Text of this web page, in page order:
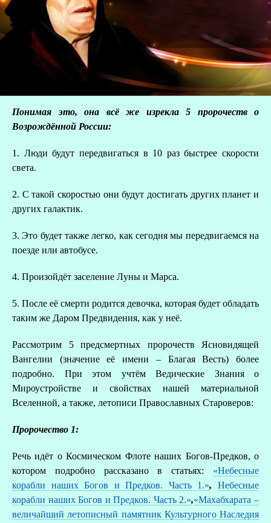
Понимая это, она всё же изрекла 5 пророчеств о
Возрождённой России:
1. Люди будут передвигаться в 10 раз быстрее скорости
света.
2. С такой скоростью они будут достигать других планет и
других галактик.
3. Это будет также легко, как сегодня мы передвигаемся на
поезде или автобусе.
4. Произойдёт заселение Луны и Марса.
5. После её смерти родится девочка, которая будет обладать
таким же Даром Предвидения, как у неё.
Рассмотрим 5 предсмертных пророчеств Ясновидящей
Вангелии (значение её имени – Благая Весть) более
подробно. При этом учтём Ведические Знания о
Мироустройстве и свойствах нашей материальной
Вселенной, а также, летописи Православных Староверов:
Пророчество 1:
Речь идёт о Космическом Флоте наших Богов-Предков, о
котором подробно рассказано в статьях: «Небесные
корабли наших Богов и Предков. Часть 1.»,Небесные
корабли наших Богов и Предков. Часть 2.»,«Махабхарата –
величайший летописный памятник Культурного Наследия